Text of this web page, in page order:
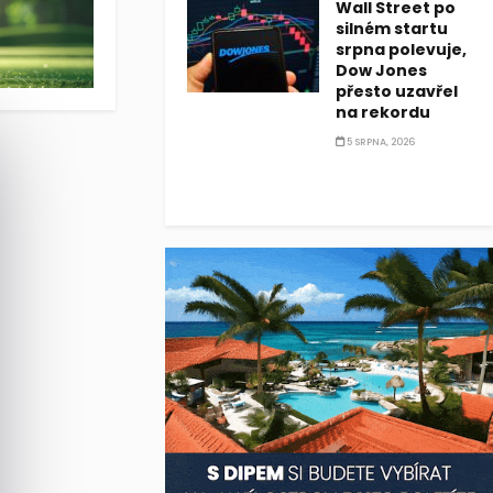
Wall Street po
silném startu
srpna polevuje,
Dow Jones
přesto uzavřel
na rekordu
5 SRPNA, 2026